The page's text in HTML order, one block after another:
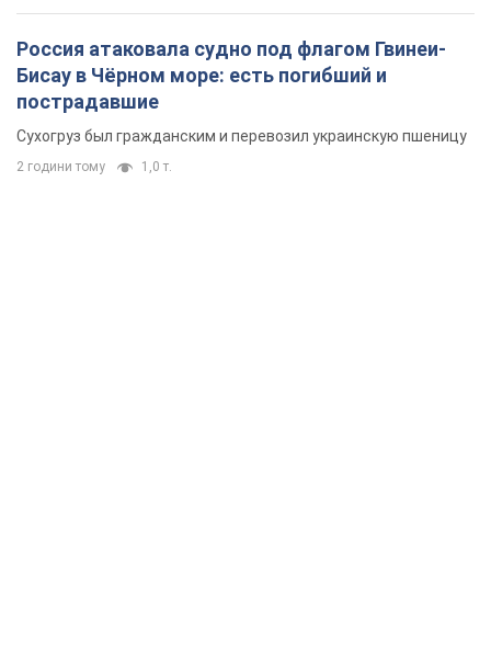
Россия атаковала судно под флагом Гвинеи-
Бисау в Чёрном море: есть погибший и
пострадавшие
Сухогруз был гражданским и перевозил украинскую пшеницу
2 години тому 1,0 т.